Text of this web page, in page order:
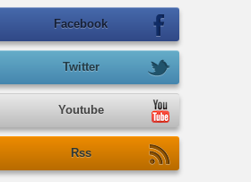
Facebook
Twitter
Youtube
Rss